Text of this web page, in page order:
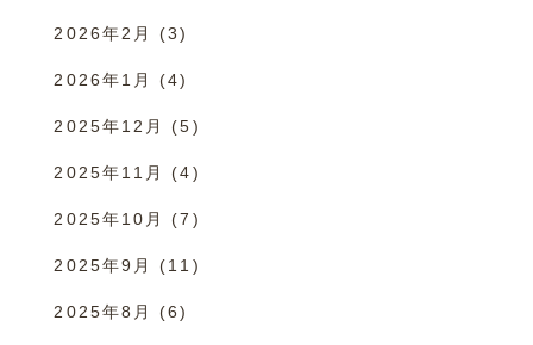
2026年2月 (3)
2026年1月 (4)
2025年12月 (5)
2025年11月 (4)
2025年10月 (7)
2025年9月 (11)
2025年8月 (6)